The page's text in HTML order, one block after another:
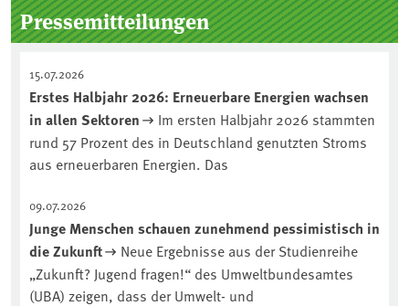
Pressemitteilungen
15.07.2026
Erstes Halbjahr 2026: Erneuerbare Energien wachsen
in allen Sektoren
Im ersten Halbjahr 2026 stammten
rund 57 Prozent des in Deutschland genutzten Stroms
aus erneuerbaren Energien. Das
09.07.2026
Junge Menschen schauen zunehmend pessimistisch in
die Zukunft
Neue Ergebnisse aus der Studienreihe
„Zukunft? Jugend fragen!“ des Umweltbundesamtes
(UBA) zeigen, dass der Umwelt- und